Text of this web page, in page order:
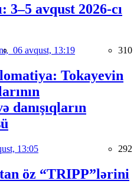
3–5 avqust 2026-cı
06 avqust, 13:19 310
Tokayevin
danışıqların
13:05 292
öz “TRIPP”lərini